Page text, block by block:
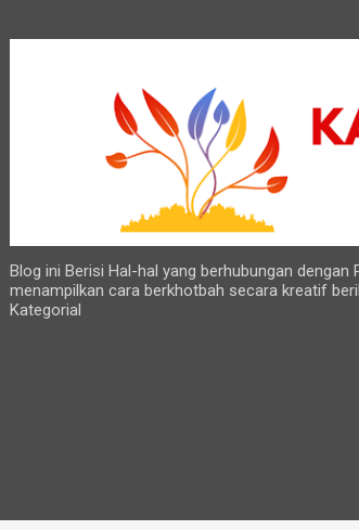
Blog ini Berisi Hal-hal yang berhubungan dengan
menampilkan cara berkhotbah secara kreatif
Kategorial